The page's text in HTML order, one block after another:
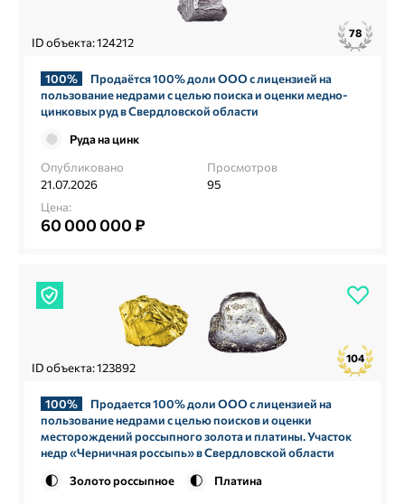
ID объекта: 124212
78
100%
Продаётся 100% доли ООО с лицензией на
пользование недрами с целью поиска и оценки медно-
цинковых руд в Свердловской области
Руда на цинк
Опубликовано
21.07.2026
Просмотров
95
Цена:
60 000 000 ₽
ID объекта: 123892
104
100%
Продается 100% доли ООО с лицензией на
пользование недрами с целью поисков и оценки
месторождений россыпного золота и платины. Участок
недр «Черничная россыпь» в Свердловской области
Золото россыпное
Платина